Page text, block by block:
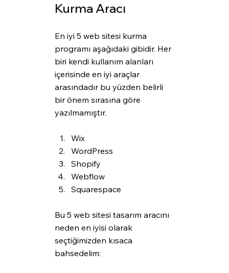
Kurma Aracı
En iyi 5 web sitesi kurma
programı aşağıdaki gibidir. Her
biri kendi kullanım alanları
içerisinde en iyi araçlar
arasındadır bu yüzden belirli
bir önem sırasına göre
yazılmamıştır.
Wix
WordPress
Shopify
Webflow
Squarespace
Bu 5 web sitesi tasarım aracını
neden en iyisi olarak
seçtiğimizden kısaca
bahsedelim: